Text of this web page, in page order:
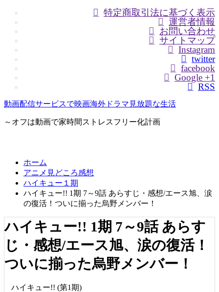
特定商取引法に基づく表示
運営者情報
お問い合わせ
サイトマップ
Instagram
twitter
facebook
Google +1
RSS
動画配信サービスで映画海外ドラマ見放題な生活
～オフは動画で家時間ストレスフリー化計画
ホーム
アニメ見どころ感想
ハイキュー１期
ハイキュー!! 1期 7～9話 あらすじ・感想/エース旭、涙
の復活！ついに揃った烏野メンバー！
ハイキュー!! 1期 7～9話 あらす
じ・感想/エース旭、涙の復活！
ついに揃った烏野メンバー！
ハイキュー!! (第1期)